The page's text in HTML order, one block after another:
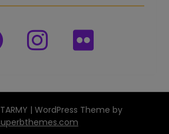
| WordPress Theme by